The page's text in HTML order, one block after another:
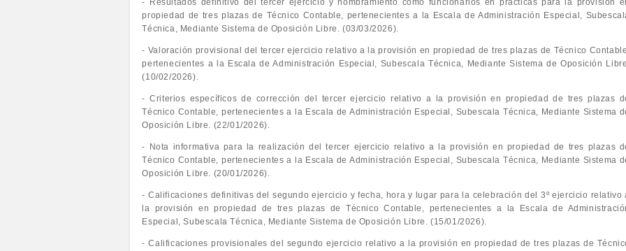
- Resultados definitivo del tercer ejercicio y nombramiento como funcionarios en prácticas para la provisión
propiedad de tres plazas de Técnico Contable, pertenecientes a la Escala de Administración Especial,
Técnica, Mediante Sistema de Oposición Libre. (03/03/2026).
- Valoración provisional del tercer ejercicio relativo a la provisión en propiedad de tres plazas de Técnico
pertenecientes a la Escala de Administración Especial, Subescala Técnica, Mediante Sistema de Oposición
(10/02/2026).
- Criterios específicos de corrección del tercer ejercicio relativo a la provisión en propiedad de tres plazas
Técnico Contable, pertenecientes a la Escala de Administración Especial, Subescala Técnica, Mediante Sistema
Oposición Libre. (22/01/2026).
- Nota informativa para la realización del tercer ejercicio relativo a la provisión en propiedad de tres plazas
Técnico Contable, pertenecientes a la Escala de Administración Especial, Subescala Técnica, Mediante Sistema
Oposición Libre. (20/01/2026).
- Calificaciones definitivas del segundo ejercicio y fecha, hora y lugar para la celebración del 3º ejercicio relativo
la provisión en propiedad de tres plazas de Técnico Contable, pertenecientes a la Escala de
Especial, Subescala Técnica, Mediante Sistema de Oposición Libre. (15/01/2026).
- Calificaciones provisionales del segundo ejercicio relativo a la provisión en propiedad de tres plazas de